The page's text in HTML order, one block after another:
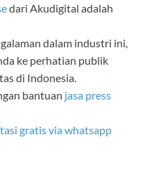
dari Akudigital adalah
dalam industri ini,
ke perhatian publik
di Indonesia.
bantuan jasa press
gratis via whatsapp